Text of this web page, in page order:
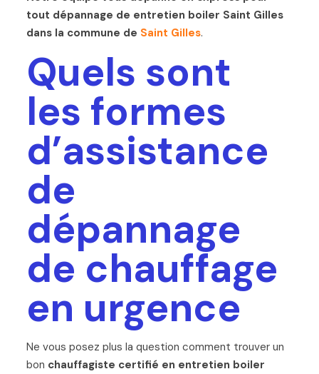
tout dépannage de entretien boiler Saint Gilles
dans la commune de Saint Gilles.
Quels sont
les formes
d’assistance
de
dépannage
de chauffage
en urgence
Ne vous posez plus la question comment trouver un
bon chauffagiste certifié en entretien boiler